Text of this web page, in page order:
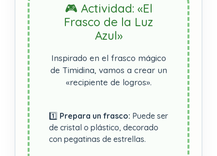
🎮 Actividad: «El
Frasco de la Luz
Azul»
Inspirado en el frasco mágico
de Timidina, vamos a crear un
«recipiente de logros».
1️⃣ Prepara un frasco: Puede ser
de cristal o plástico, decorado
con pegatinas de estrellas.